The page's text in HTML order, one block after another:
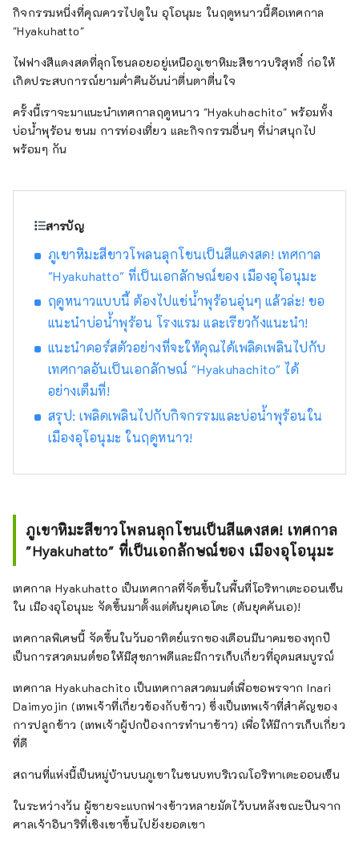
เอมใจ ใช้เวลาเดินทางโดยชินคันเซ็นประมาณ
และผู้คนดูไหม?
กิจกรรมหนึ่งที่คุณควรไปดูใน อุโอนุมะ ในฤดูหนาวนี้คือเทศกาล
"Hyakuhatto"
ไฟฟางสีแดงสดที่ลุกโชนลอยอยู่เหนือภูเขาหิมะสีขาวบริสุทธิ์ ก่อให้
เกิดประสบการณ์ยามค่ำคืนอันน่าตื่นตาตื่นใจ
ครั้งนี้เราจะมาแนะนำเทศกาลฤดูหนาว "Hyakuhachito" พร้อมทั้ง
บ่อน้ำพุร้อน ขนม การท่องเที่ยว และกิจกรรมอื่นๆ ที่น่าสนุกไป
พร้อมๆ กัน
สารบัญ
ภูเขาหิมะสีขาวโพลนลุกโชนเป็นสีแดงสด! เทศกาล
"Hyakuhatto" ที่เป็นเอกลักษณ์ของ เมืองอุโอนุมะ
ฤดูหนาวแบบนี้ ต้องไปแช่น้ำพุร้อนอุ่นๆ แล้วล่ะ! ขอ
แนะนำบ่อน้ำพุร้อน โรงแรม และเรียวกังแนะนำ!
แนะนำคอร์สตัวอย่างที่จะให้คุณได้เพลิดเพลินไปกับ
เทศกาลอันเป็นเอกลักษณ์ "Hyakuhachito" ได้
อย่างเต็มที่!
สรุป: เพลิดเพลินไปกับกิจกรรมและบ่อน้ำพุร้อนใน
เมืองอุโอนุมะ ในฤดูหนาว!
ภูเขาหิมะสีขาวโพลนลุกโชนเป็นสีแดงสด! เทศกาล
"Hyakuhatto" ที่เป็นเอกลักษณ์ของ เมืองอุโอนุมะ
เทศกาล Hyakuhatto เป็นเทศกาลที่จัดขึ้นในพื้นที่โอริทาเตะออนเซ็น
ใน เมืองอุโอนุมะ จัดขึ้นมาตั้งแต่ต้นยุคเอโดะ (ต้นยุคคันเอ)!
เทศกาลพิเศษนี้ จัดขึ้นในวันอาทิตย์แรกของเดือนมีนาคมของทุกปี
เป็นการสวดมนต์ขอให้มีสุขภาพดีและมีการเก็บเกี่ยวที่อุดมสมบูรณ์
เทศกาล Hyakuhachito เป็นเทศกาลสวดมนต์เพื่อขอพรจาก Inari
Daimyojin (เทพเจ้าที่เกี่ยวข้องกับข้าว) ซึ่งเป็นเทพเจ้าที่สำคัญของ
การปลูกข้าว (เทพเจ้าผู้ปกป้องการทำนาข้าว) เพื่อให้มีการเก็บเกี่ยว
ที่ดี
สถานที่แห่งนี้เป็นหมู่บ้านบนภูเขาในชนบทบริเวณโอริทาเตะออนเซ็น
ในระหว่างวัน ผู้ชายจะแบกฟางข้าวหลายมัดไว้บนหลังขณะปีนจาก
ศาลเจ้าอินาริที่เชิงเขาขึ้นไปยังยอดเขา